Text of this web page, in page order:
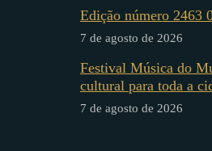
Edição número 2463
7 de agosto de 2026
Festival Música do
cultural para toda a
7 de agosto de 2026